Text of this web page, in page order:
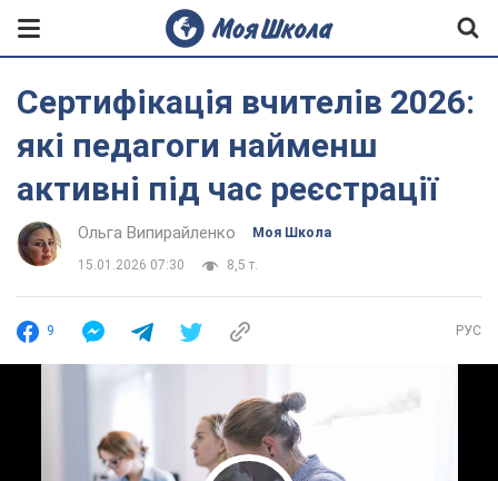
Сертифікація вчителів 2026:
які педагоги найменш
активні під час реєстрації
Ольга Випирайленко Моя Школа
15.01.2026 07:30 8,5 т.
9 РУС